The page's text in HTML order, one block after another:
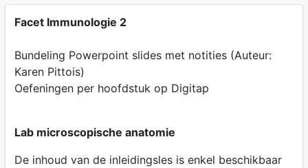
Facet Immunologie 2
Bundeling Powerpoint slides met notities (Auteur:
Karen Pittois)
Oefeningen per hoofdstuk op Digitap
Lab microscopische anatomie
De inhoud van de inleidingsles is enkel beschikbaar